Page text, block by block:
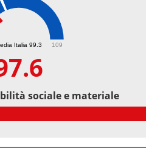
Italia 99.3 109
sociale e materiale